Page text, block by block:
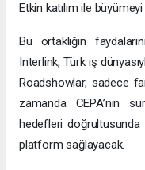
Etkin katılım ile
Bu ortaklığın
Interlink, Türk iş
Roadshowlar, sadece
zamanda CEPA’nın
hedefleri
platform sağlayacak.